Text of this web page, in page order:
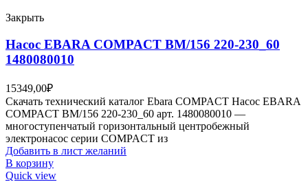
Закрыть
Насос EBARA COMPACT BM/156 220-230_60
1480080010
15349,00₽
Скачать технический каталог Ebara COMPACT Насос EBARA
COMPACT BM/156 220-230_60 арт. 1480080010 —
многоступенчатый горизонтальный центробежный
электронасос серии COMPACT из
Добавить в лист желаний
В корзину
Quick view